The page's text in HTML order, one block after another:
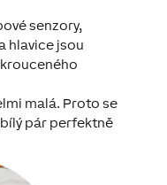
senzory,
hlavice jsou
malá. Proto se
pár perfektně